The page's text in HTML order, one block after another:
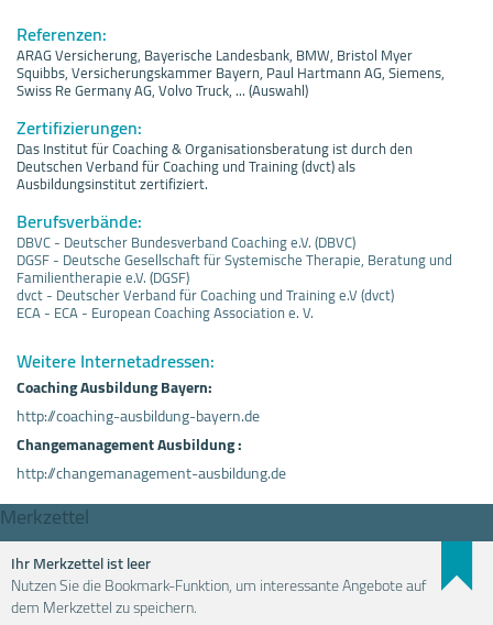
Referenzen:
ARAG Versicherung, Bayerische Landesbank, BMW, Bristol Myer
Squibbs, Versicherungskammer Bayern, Paul Hartmann AG, Siemens,
Swiss Re Germany AG, Volvo Truck, ... (Auswahl)
Zertifizierungen:
Das Institut für Coaching & Organisationsberatung ist durch den
Deutschen Verband für Coaching und Training (dvct) als
Ausbildungsinstitut zertifiziert.
Berufsverbände:
DBVC - Deutscher Bundesverband Coaching e.V. (DBVC)
DGSF - Deutsche Gesellschaft für Systemische Therapie, Beratung und
Familientherapie e.V. (DGSF)
dvct - Deutscher Verband für Coaching und Training e.V (dvct)
ECA - ECA - European Coaching Association e. V.
Weitere Internetadressen:
Coaching Ausbildung Bayern:
http://coaching-ausbildung-bayern.de
Changemanagement Ausbildung :
http://changemanagement-ausbildung.de
Merkzettel
Ihr Merkzettel ist leer
Nutzen Sie die Bookmark-Funktion, um interessante Angebote auf
dem Merkzettel zu speichern.Weiterbildung einfach finden